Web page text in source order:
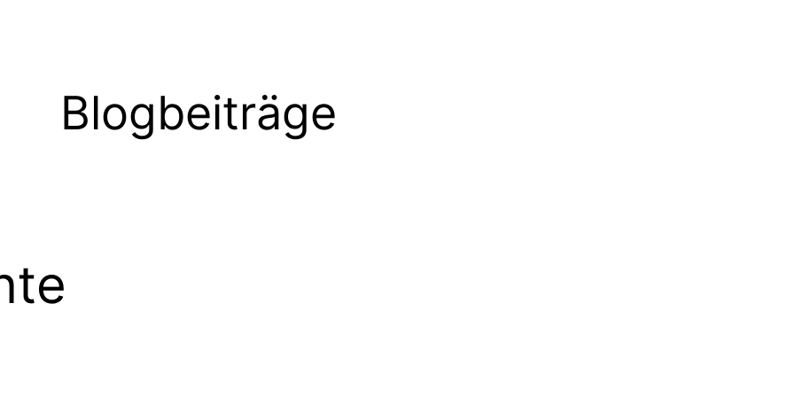
Blogbeiträge